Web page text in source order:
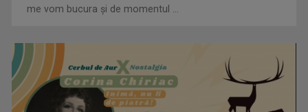
„Frații Jderi”, superproducția inspirată din opera lui Mihail
Sadoveanu, la ...
me vom bucura şi de momentul ...